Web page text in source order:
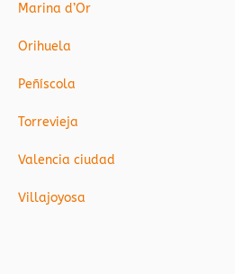
Marina d’Or
Orihuela
Peñíscola
Torrevieja
Valencia ciudad
Villajoyosa